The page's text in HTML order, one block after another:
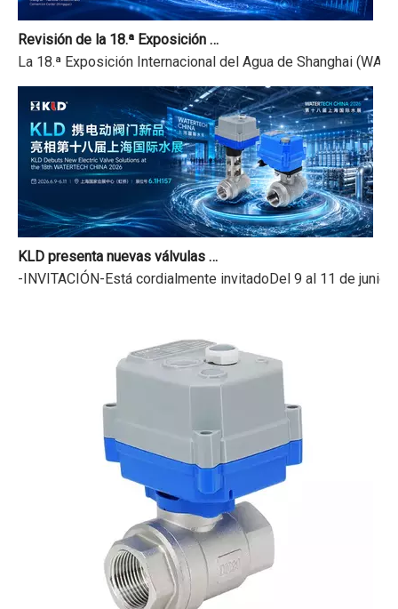
Revisión de la 18.ª Exposición Internacional del Agua de Shanghai y aviso de vacaciones del Festival del Bote del Dragón
La 18.ª Exposición Internacional del Agua de Shanghai
KLD presenta nuevas válvulas motorizadas en la 18.ª Exposición Internacional del Agua de Shanghai
-INVITACIÓN-Está cordialmente invitadoDel 9 al 11 de junio